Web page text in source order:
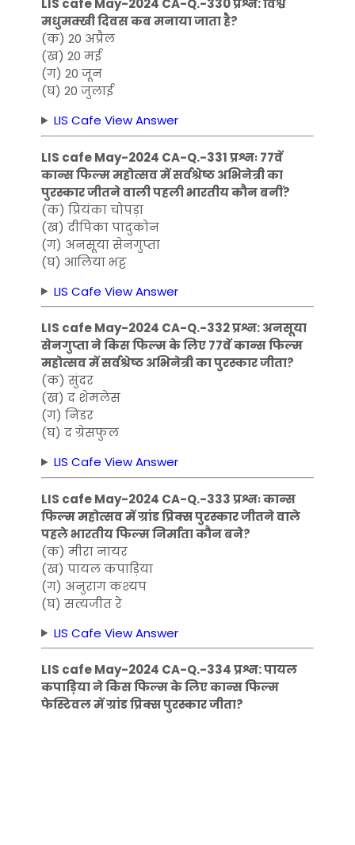
LIS cafe May-2024 CA-Q.-330 प्रश्न: विश्व
मधुमक्खी दिवस कब मनाया जाता है?
(क) 20 अप्रैल
(ख) 20 मई
(ग) 20 जून
(घ) 20 जुलाई
LIS Cafe View Answer
LIS cafe May-2024 CA-Q.-331 प्रश्नः 77वें
कान्स फिल्म महोत्सव में सर्वश्रेष्ठ अभिनेत्री का
पुरस्कार जीतने वाली पहली भारतीय कौन बनीं?
(क) प्रियंका चोपड़ा
(ख) दीपिका पादुकोन
(ग) अनसूया सेनगुप्ता
(घ) आलिया भट्ट
LIS Cafe View Answer
LIS cafe May-2024 CA-Q.-332 प्रश्न: अनसूया
सेनगुप्ता ने किस फिल्म के लिए 77वें कान्स फिल्म
महोत्सव में सर्वश्रेष्ठ अभिनेत्री का पुरस्कार जीता?
(क) सुंदर
(ख) द शेमलेस
(ग) निडर
(घ) द ग्रेसफुल
LIS Cafe View Answer
LIS cafe May-2024 CA-Q.-333 प्रश्नः कान्स
फिल्म महोत्सव में ग्रांड प्रिक्स पुरस्कार जीतने वाले
पहले भारतीय फिल्म निर्माता कौन बने?
(क) मीरा नायर
(ख) पायल कपाड़िया
(ग) अनुराग कश्यप
(घ) सत्यजीत रे
LIS Cafe View Answer
LIS cafe May-2024 CA-Q.-334 प्रश्न: पायल
कपाड़िया ने किस फिल्म के लिए कान्स फिल्म
फेस्टिवल में ग्रांड प्रिक्स पुरस्कार जीता?